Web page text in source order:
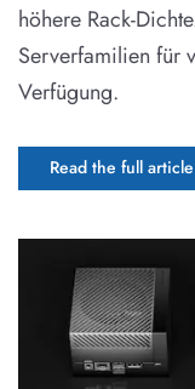
höhere Rack-
Serverfamilien für
Verfügung.
Read the full article